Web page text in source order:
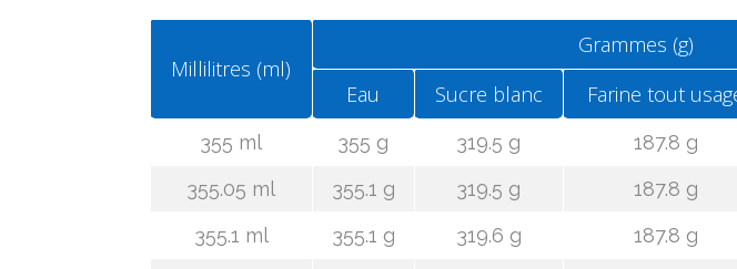
Millilitres (ml)
Grammes (g)
Eau
Sucre blanc Farine tout
355 ml 355 g 319.5 g 187.8 g
355.05 ml
355.1 g 319.5 g 187.8 g
355.1 ml
355.1 g 319.6 g 187.8 g